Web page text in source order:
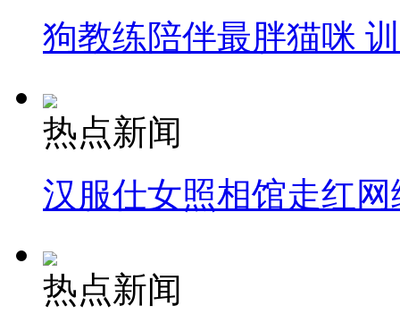
狗教练陪伴最胖猫咪
热点新闻
汉服仕女照相馆走红网
热点新闻